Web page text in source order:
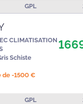
GPL
CLIMATISATION
Schiste
de -1500 €
GPL